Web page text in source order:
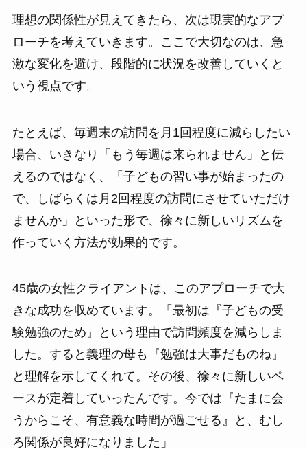
理想の関係性が見えてきたら、次は現実的なアプ
ローチを考えていきます。ここで大切なのは、急
激な変化を避け、段階的に状況を改善していくと
いう視点です。
たとえば、毎週末の訪問を月1回程度に減らしたい
場合、いきなり「もう毎週は来られません」と伝
えるのではなく、「子どもの習い事が始まったの
で、しばらくは月2回程度の訪問にさせていただけ
ませんか」といった形で、徐々に新しいリズムを
作っていく方法が効果的です。
45歳の女性クライアントは、このアプローチで大
きな成功を収めています。「最初は『子どもの受
験勉強のため』という理由で訪問頻度を減らしま
した。すると義理の母も『勉強は大事だものね』
と理解を示してくれて。その後、徐々に新しいペ
ースが定着していったんです。今では『たまに会
うからこそ、有意義な時間が過ごせる』と、むし
ろ関係が良好になりました」